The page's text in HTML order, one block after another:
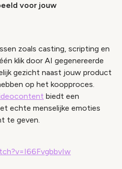
voor jouw
zoals casting, scripting en
klik door AI gegenereerde
gezicht naast jouw product
op het koopproces.
biedt een
echte menselijke emoties
te geven.